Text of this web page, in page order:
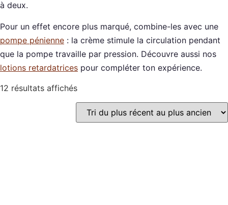
à deux.
Pour un effet encore plus marqué, combine-les avec une
pompe pénienne : la crème stimule la circulation pendant
que la pompe travaille par pression. Découvre aussi nos
lotions retardatrices pour compléter ton expérience.
12 résultats affichés